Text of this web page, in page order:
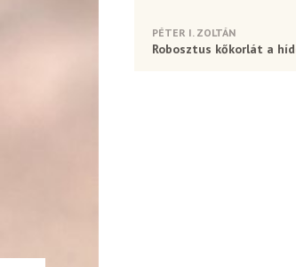
PÉTER I. ZOLTÁN
Robosztus kőkorlát a